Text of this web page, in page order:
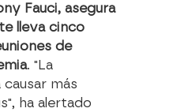
Fauci, asegura
lleva cinco
de
. "La
más
ha alertado